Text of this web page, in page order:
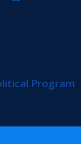
n
r
m
Program